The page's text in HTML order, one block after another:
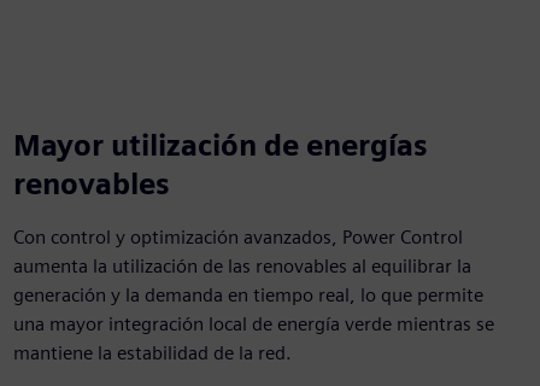
Mayor utilización de energías
renovables
Con control y optimización avanzados, Power Control
aumenta la utilización de las renovables al equilibrar la
generación y la demanda en tiempo real, lo que permite
una mayor integración local de energía verde mientras se
mantiene la estabilidad de la red.